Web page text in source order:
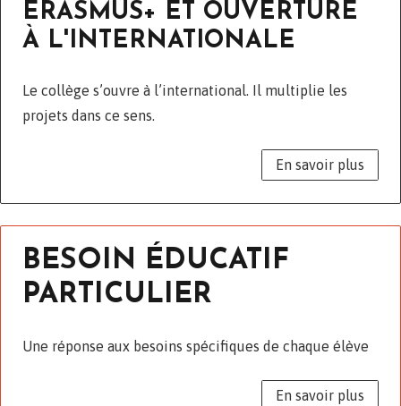
ERASMUS+ ET OUVERTURE
À L'INTERNATIONALE
Le collège s’ouvre à l’international. Il multiplie les
projets dans ce sens.
En savoir plus
BESOIN ÉDUCATIF
PARTICULIER
Une réponse aux besoins spécifiques de chaque élève
En savoir plus